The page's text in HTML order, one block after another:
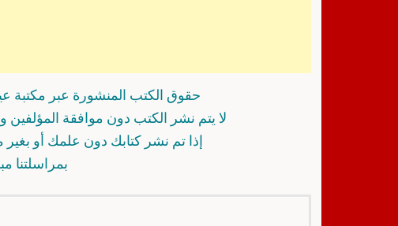
حقوق الكتب المنشورة عبر مكتبة
لا يتم نشر الكتب دون موافقة
إذا تم نشر كتابك دون علمك أو
بمراسلتنا